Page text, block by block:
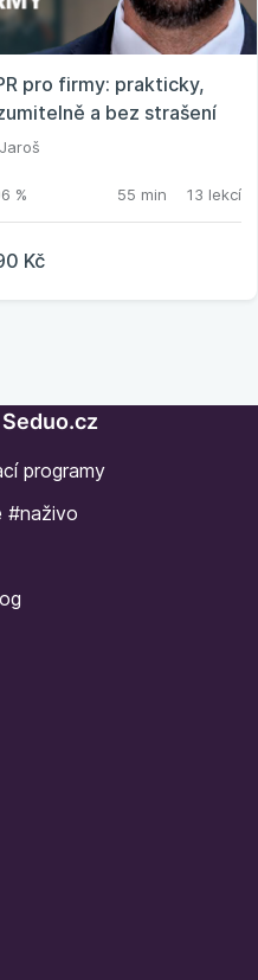
pro firmy: prakticky,
a bez strašení
% 55 min 13 lekcí
Kč
programy
#naživo